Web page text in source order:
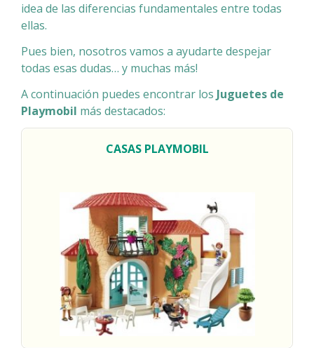
idea de las diferencias fundamentales entre todas
ellas.
Pues bien, nosotros vamos a ayudarte despejar
todas esas dudas… y muchas más!
A continuación puedes encontrar los Juguetes de
Playmobil más destacados:
CASAS PLAYMOBIL